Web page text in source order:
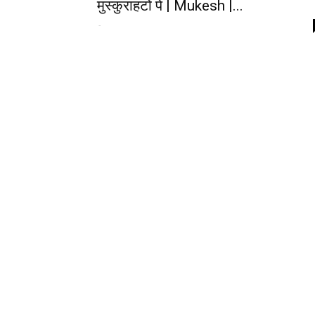
मुस्कुराहटों पे | Mukesh |...
-